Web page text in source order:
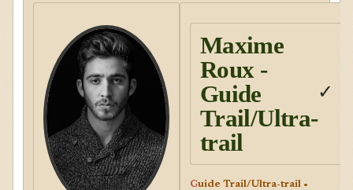
Maxime
Roux -
Guide
Trail/Ultra-
trail
✓
Guide Trail/Ultra-trail •